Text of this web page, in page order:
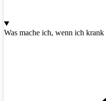
Was mache ich, wenn ich